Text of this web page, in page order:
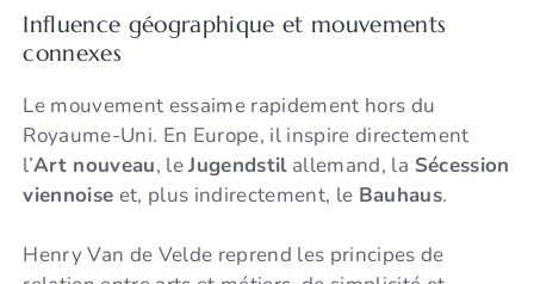
Influence géographique et mouvements
connexes
Le mouvement essaime rapidement hors du
Royaume-Uni. En Europe, il inspire directement
l’Art nouveau, leJugendstilallemand, la Sécession
viennoise et, plus indirectement, le Bauhaus.
Henry Van de Velde reprend les principes de